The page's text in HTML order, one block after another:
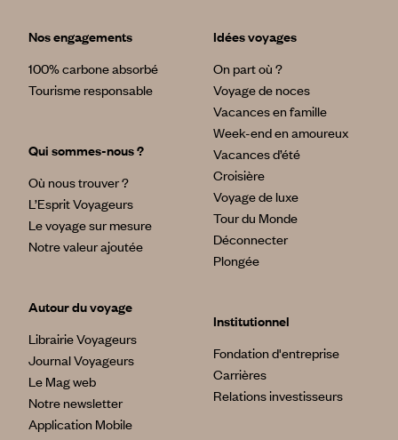
Nos engagements
100% carbone absorbé
Tourisme responsable
Qui sommes-nous ?
Où nous trouver ?
L’Esprit Voyageurs
Le voyage sur mesure
Notre valeur ajoutée
Autour du voyage
Librairie Voyageurs
Journal Voyageurs
Le Mag web
Notre newsletter
Application Mobile
Idées voyages
On part où ?
Voyage de noces
Vacances en famille
Week-end en amoureux
Vacances d’été
Croisière
Voyage de luxe
Tour du Monde
Déconnecter
Plongée
Institutionnel
Fondation d'entreprise
Carrières
Relations investisseurs